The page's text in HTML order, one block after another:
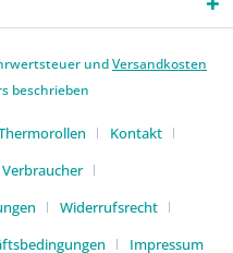
undVersandkosten
beschrieben
Kontakt
Widerrufsrecht
Impressum